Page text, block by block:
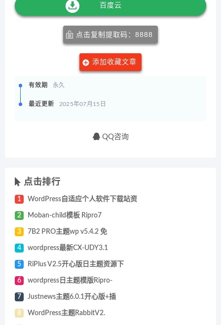
百度云
点击复制提取码：8888
添加收藏文章
有效期 永久
最近更新 2025年07月15日
QQ咨询
点击排行
1 WordPress自适应个人软件下载站资
2 Moban-child模板 Ripro7
3 7B2 PRO主题wp v5.4.2 免
4 wordpress最新CX-UDY3.1
5 RiPlus V2.5开心版日主题资源下
6 wordpress日主题模版Ripro-
7 Justnews主题6.0.1开心版+插
8 WordPress主题RabbitV2.